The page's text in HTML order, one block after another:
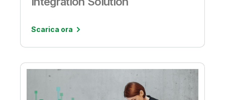
Scarica ora